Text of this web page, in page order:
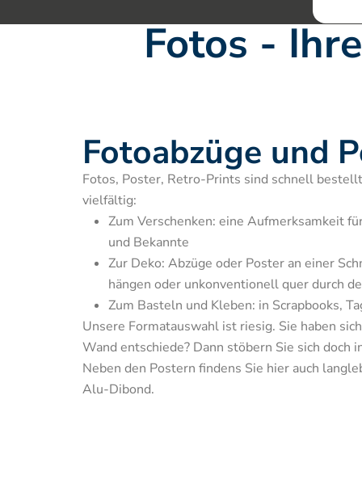
Fotos -
Fotoabzüge und
Fotos, Poster, Retro-Prints sind schnell
Zum Verschenken: eine Aufmerksamkeit
und Bekannte
Zur Deko: Abzüge oder Poster an einer
hängen oder unkonventionell quer durch
Unsere Formatauswahl ist riesig. Sie haben
Wand entschiede? Dann stöbern Sie sich doch
Neben den Postern findens Sie hier auch
Alu-Dibond.